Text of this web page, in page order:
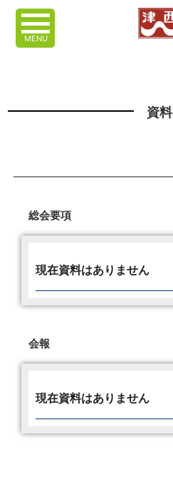
MENU
資料
総会要項
現在資料はありません
会報
現在資料はありません